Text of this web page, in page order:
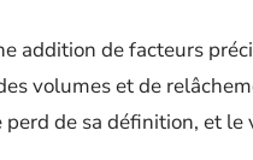
addition de facteurs
volumes et de
perd de sa définition, et